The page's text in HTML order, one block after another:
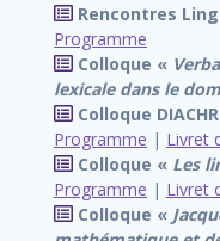
Rencontres
Programme
Colloque «
lexicale dans le
Colloque
Programme | Livret
Colloque « Les
Programme | Livret
Colloque «